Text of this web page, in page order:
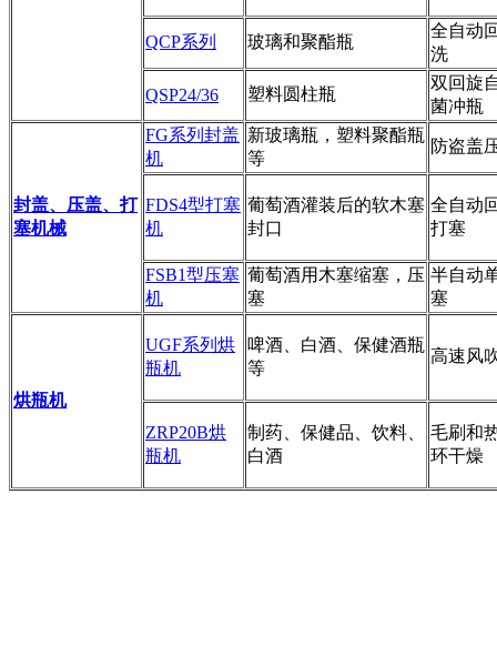
QCP系列 玻璃和聚酯瓶
全自动
洗
QSP24/36 塑料圆柱瓶
双回旋
菌冲瓶
封盖、压盖、打
塞机械
FG系列封盖
机
新玻璃瓶，塑料聚酯瓶
等
防盗盖
FDS4型打塞
机
葡萄酒灌装后的软木塞
封口
全自动
打塞
FSB1型压塞
机
葡萄酒用木塞缩塞，压
塞
半自动
塞
烘瓶机
UGF系列烘
瓶机
啤酒、白酒、保健酒瓶
等
高速风
ZRP20B烘
瓶机
制药、保健品、饮料、
白酒
毛刷和
环干燥